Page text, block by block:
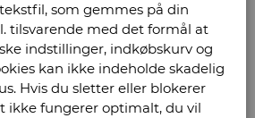
Appel - Udgivet år: 2005 -
sider: Upagineret -
- Tilstand: Pænt
-
som gemmes på din
tilsvarende med det formål at
indstillinger, indkøbskurv og
kan ikke indeholde skadelig
Hvis du sletter eller blokerer
ikke fungerer optimalt, du vil